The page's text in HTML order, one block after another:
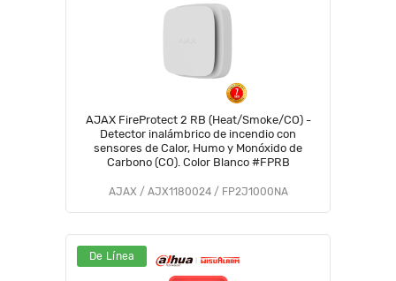
AJAX FireProtect 2 RB (Heat/Smoke/CO) -
Detector inalámbrico de incendio con
sensores de Calor, Humo y Monóxido de
Carbono (CO). Color Blanco #FPRB
AJAX / AJX1180024 / FP2J1000NA
De Línea